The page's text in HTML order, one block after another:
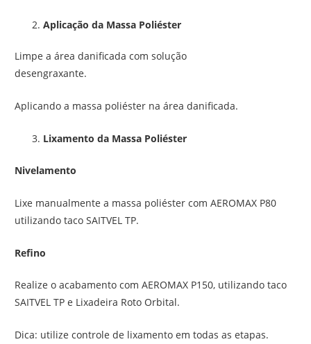
Aplicação da Massa Poliéster
Limpe a área danificada com solução
desengraxante.
Aplicando a massa poliéster na área danificada.
Lixamento da Massa Poliéster
Nivelamento
Lixe manualmente a massa poliéster com AEROMAX P80
utilizando taco SAITVEL TP.
Refino
Realize o acabamento com AEROMAX P150, utilizando taco
SAITVEL TP e Lixadeira Roto Orbital.
Dica: utilize controle de lixamento em todas as etapas.